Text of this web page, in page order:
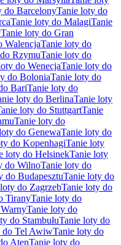
do BarcelonyTanie loty do
Tanie loty do MalagiTanie
Tanie loty do Gran
WalencjaTanie loty do
RzymuTanie loty do
do WenecjaTanie loty do
do BoloniaTanie loty do
BariTanie loty do
loty do BerlinaTanie loty
loty do StuttgartTanie
Tanie loty do
do GenewaTanie loty do
do KopenhagiTanie loty
loty do HelsinekTanie loty
do WilnoTanie loty do
do BudapesztuTanie loty do
do ZagrzebTanie loty do
TiranyTanie loty do
Tanie loty do
do StambułuTanie loty do
do Tel AwiwTanie loty do
AtenTanie loty do